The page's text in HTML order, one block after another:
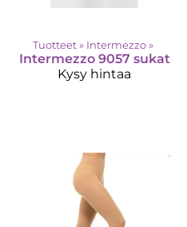
Tuotteet ‪» Intermezzo‪»
Intermezzo 9057 sukat
Kysy hintaa